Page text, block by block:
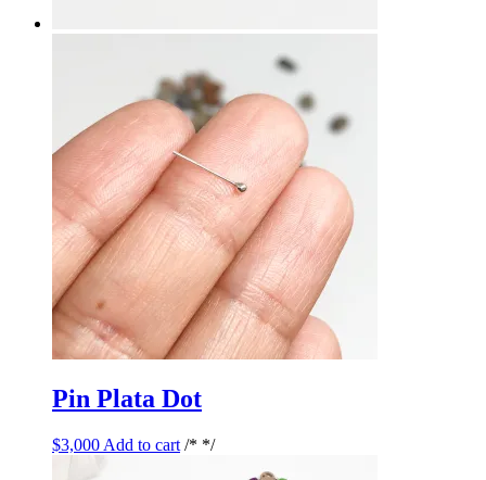
Pin Plata Dot
$3,000 Add to cart /* */